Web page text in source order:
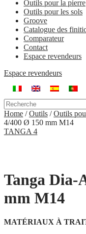
Outils pour la pierre
Outils pour les sols
Groove
Catalogue des
Comparateur
Contact
Espace revendeurs
Espace revendeurs
Home /Outils /Outils
4/400 Ø 150 mm M14
TANGA 4
Tanga Dia-
mm M14
MATÉRIAUX À